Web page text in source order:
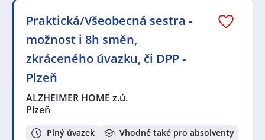
Praktická/Všeobecná sestra -
možnost i 8h směn,
zkráceného úvazku, či DPP -
Plzeň
ALZHEIMER HOME z.ú.
Plzeň
Plný úvazek Vhodné také pro absolventy